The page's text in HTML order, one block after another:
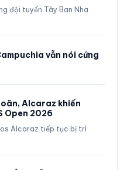
đội tuyển Tây Ban Nha
vẫn nói cứng
Alcaraz khiến
Open 2026
Alcaraz tiếp tục bị trì